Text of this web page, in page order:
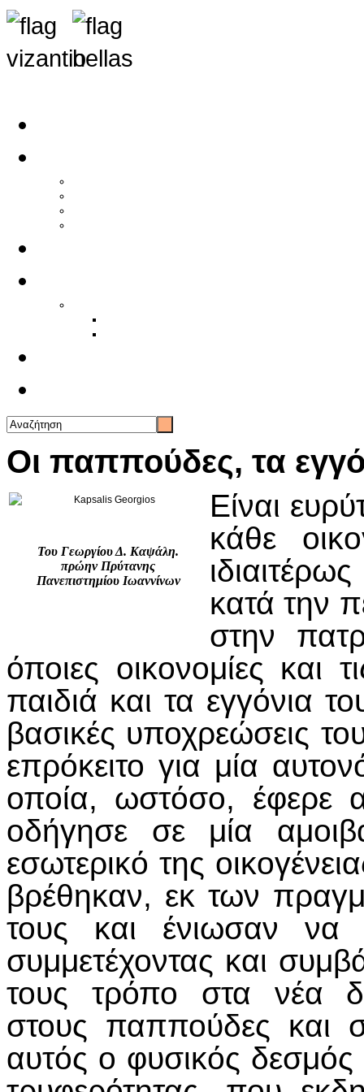
Οι παππούδες, τα
Του Γεωργίου Δ. Kαψάλη.
πρώην Πρύτανης
Πανεπιστημίου Ιωαννίνων
Είναι
κάθε
κατά την
στην
όποιες οικονομίες και
παιδιά και τα εγγόνια
βασικές υποχρεώσεις
επρόκειτο για μία
οποία, ωστόσο, έφερε
οδήγησε σε μία
εσωτερικό της
βρέθηκαν, εκ των
τους και ένιωσαν να
συμμετέχοντας και
τους τρόπο στα νέα
στους παππούδες και
αυτός ο φυσικός